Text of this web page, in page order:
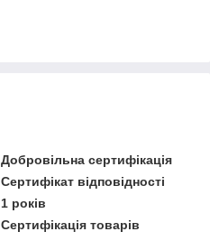
Добровільна сертифікація
Сертифікат відповідності
1 років
Сертифікація товарів